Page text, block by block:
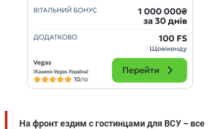
На фронт ездим с гостинцами для ВСУ – все